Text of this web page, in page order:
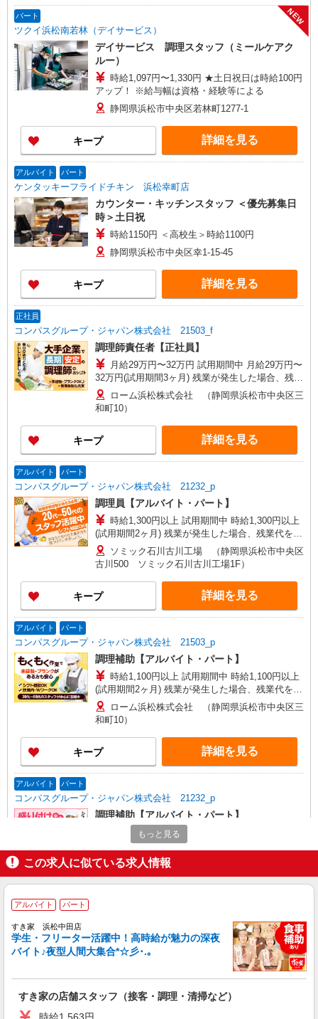
パート
ツクイ浜松南若林（デイサービス）
NEW
デイサービス 調理スタッフ（ミールケアク
ルー）
時給1,097円〜1,330円 ★土日祝日は時給100円
アップ！ ※給与幅は資格・経験等による
静岡県浜松市中央区若林町1277-1
キープ 詳細を見る
アルバイト パート
ケンタッキーフライドチキン 浜松幸町店
カウンター・キッチンスタッフ ＜優先募集日
時＞土日祝
時給1150円 ＜高校生＞時給1100円
静岡県浜松市中央区幸1-15-45
キープ 詳細を見る
正社員
コンパスグループ・ジャパン株式会社 21503_f
調理師責任者【正社員】
月給29万円〜32万円 試用期間中 月給29万円〜
32万円(試用期間3ヶ月) 残業が発生した場合、残業
代を1分単位で別途支給します。 ※給与は経験や
前職給与に応じて決定します。
ローム浜松株式会社 （静岡県浜松市中央区三
和町10）
キープ 詳細を見る
アルバイト パート
コンパスグループ・ジャパン株式会社 21232_p
調理員【アルバイト・パート】
時給1,300円以上 試用期間中 時給1,300円以上
(試用期間2ヶ月) 残業が発生した場合、残業代を1
分単位で別途支給します。
ソミック石川古川工場 （静岡県浜松市中央区
古川500 ソミック石川古川工場1F）
キープ 詳細を見る
アルバイト パート
コンパスグループ・ジャパン株式会社 21503_p
調理補助【アルバイト・パート】
時給1,100円以上 試用期間中 時給1,100円以上
(試用期間2ヶ月) 残業が発生した場合、残業代を1
分単位で別途支給します。
ローム浜松株式会社 （静岡県浜松市中央区三
和町10）
キープ 詳細を見る
アルバイト パート
コンパスグループ・ジャパン株式会社 21232_p
調理補助【アルバイト・パート】
時給1,100円以上 試用期間中 時給1,100円以上
(試用期間2ヶ月) 残業が発生した場合、残業代を1
分単位で別途支給します。
ソミック石川古川工場 （静岡県浜松市中央区
古川500 ソミック石川古川工場1F）
キープ
アルバイト パート
コンパスグループ・ジャパン株式会社 20973_p
調理補助【アルバイト・パート】
時給1,100円以上 試用期間中 時給1,100円以上
(試用期間2ヶ月) 17:00〜21:00 時給1,150円以上 残
もっと見る
この求人に似ている求人情報
アルバイト パート
すき家 浜松中田店
学生・フリーター活躍中！高時給が魅力の深夜
バイト♪夜型人間大集合*☆彡･.｡
すき家の店舗スタッフ（接客・調理・清掃など）